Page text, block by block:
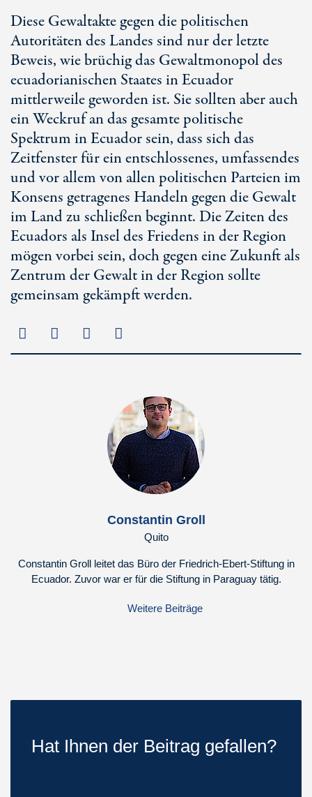
Diese Gewaltakte gegen die politischen
Autoritäten des Landes sind nur der letzte
Beweis, wie brüchig das Gewaltmonopol des
ecuadorianischen Staates in Ecuador
mittlerweile geworden ist. Sie sollten aber auch
ein Weckruf an das gesamte politische
Spektrum in Ecuador sein, dass sich das
Zeitfenster für ein entschlossenes, umfassendes
und vor allem von allen politischen Parteien im
Konsens getragenes Handeln gegen die Gewalt
im Land zu schließen beginnt. Die Zeiten des
Ecuadors als Insel des Friedens in der Region
mögen vorbei sein, doch gegen eine Zukunft als
Zentrum der Gewalt in der Region sollte
gemeinsam gekämpft werden.
Constantin Groll
Quito
Constantin Groll leitet das Büro der Friedrich-Ebert-Stiftung in
Ecuador. Zuvor war er für die Stiftung in Paraguay tätig.
Weitere Beiträge
Hat Ihnen der Beitrag gefallen?